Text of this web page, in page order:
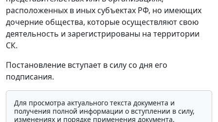
расположенных в иных субъектах РФ, но имеющих
дочерние общества, которые осуществляют свою
деятельность и зарегистрированы на территории
СК.
Постановление вступает в силу со дня его
подписания.
Для просмотра актуального текста документа и
получения полной информации о вступлении в силу,
изменениях и порядке применения документа,